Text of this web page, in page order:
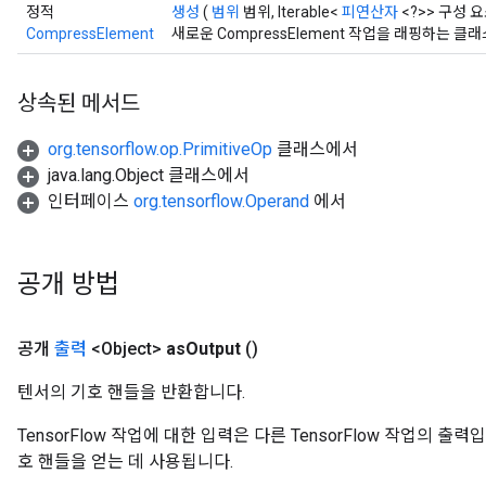
정적
CompressElement
생성 ( 범위 범위, Iterable< 피연산자 <?>> 구성
새로운 CompressElement 작업을 래핑하는 클래
상속된 메서드
org.tensorflow.op.PrimitiveOp 클래스에서
java.lang.Object 클래스에서
인터페이스 org.tensorflow.Operand 에서
공개 방법
공개 출력 <Object> asOutput ()
텐서의 기호 핸들을 반환합니다.
TensorFlow 작업에 대한 입력은 다른 TensorFlow 작업의 출력
호 핸들을 얻는 데 사용됩니다.